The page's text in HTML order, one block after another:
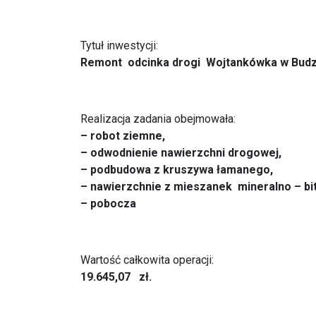
Tytuł inwestycji:
Remont odcinka drogi Wojtankówka w
Realizacja zadania obejmowała:
– robot ziemne,
– odwodnienie nawierzchni drogowej,
– podbudowa z kruszywa łamanego,
– nawierzchnie z mieszanek mineralno –
– pobocza
Wartość całkowita operacji:
19.645,07 zł.